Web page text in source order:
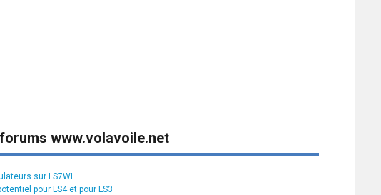
www.volavoile.net
sur LS7WL
pour LS4 et pour LS3